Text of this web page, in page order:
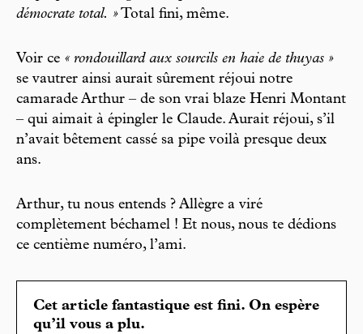
démocrate total. » Total fini, même.
Voir ce « rondouillard aux sourcils en haie de thuyas »
se vautrer ainsi aurait sûrement réjoui notre
camarade Arthur – de son vrai blaze Henri Montant
– qui aimait à épingler le Claude. Aurait réjoui, s’il
n’avait bêtement cassé sa pipe voilà presque deux
ans.
Arthur, tu nous entends ? Allègre a viré
complètement béchamel ! Et nous, nous te dédions
ce centième numéro, l’ami.
Cet article fantastique est fini. On espère
qu’il vous a plu.